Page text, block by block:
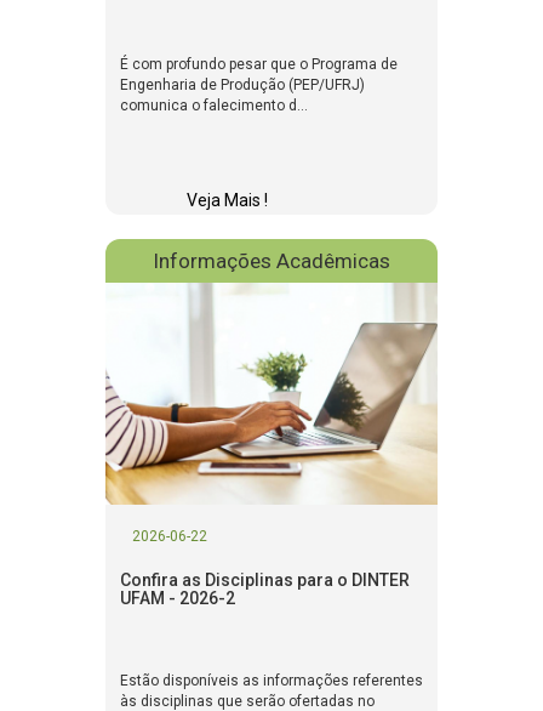
É com profundo pesar que o Programa de
Engenharia de Produção (PEP/UFRJ)
comunica o falecimento d...
Veja Mais !
Informações Acadêmicas
2026-06-22
Confira as Disciplinas para o DINTER
UFAM - 2026-2
Estão disponíveis as informações referentes
às disciplinas que serão ofertadas no